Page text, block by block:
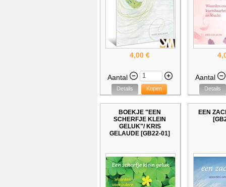
4,00 €
Aantal
Details Kopen
Aantal
Details
BOEKJE "EEN
SCHERFJE KLEIN
GELUK"/ KRIS
GELAUDE [GB22-01]
EEN